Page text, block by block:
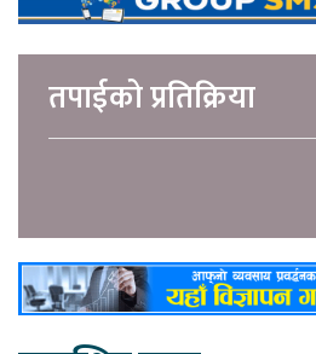
तपाईको प्रतिक्रिया